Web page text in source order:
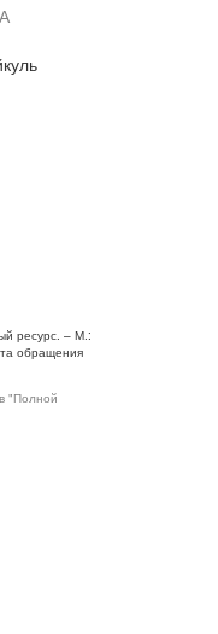
ресурс. – М.:
обращения
"Полной